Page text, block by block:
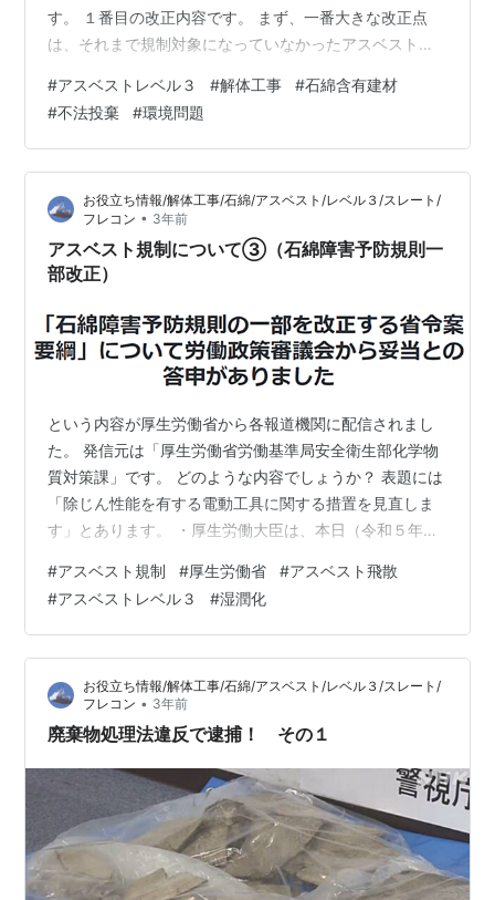
す。 １番目の改正内容です。 まず、一番大きな改正点
は、それまで規制対象になっていなかったアスベストレ
石綿が飛散」していたとのことでレベル３も規制対象に
なりました。 「不適切な除去」とは総務省の勧告には
「除去作業時に破砕や切断するなど、その取扱いが不適
切な場合、アスベストが飛散するおそれがある」ことが
指摘されています。 つまり、それまで「非飛散性」と言
われていたスレート板等のアスベストレベル３も…
#アスベストレベル３ #解体工事 #石綿含有建材
#不法投棄 #環境問題
お役立ち情報/解体工事/石綿/アスベスト/レベル３/スレート/
フレコン • 3年前
アスベスト規制について③（石綿障害予防規則一
部改正）
という内容が厚生労働省から各報道機関に配信されまし
た。 発信元は「厚生労働省労働基準局安全衛生部化学物
質対策課」です。 どのような内容でしょうか？ 表題には
「除じん性能を有する電動工具に関する措置を見直しま
す」とあります。 ・厚生労働大臣は、本日（令和５年７
則の一部を改正する省令案要綱」について諮問を行いま
した。 ・石綿等の切断等の作業等における粉じん発散防
措置について、「湿潤化」に限定せず、湿潤化、除じん
性能を有する電動工具の使用その他の石綿等の粉じんの
発散を防止する措置のいずれかの措置を行うことを義務
付けるものです。 ・また、特に石綿等の…
#アスベスト規制 #厚生労働省 #アスベスト飛散
#アスベストレベル３ #湿潤化
お役立ち情報/解体工事/石綿/アスベスト/レベル３/スレート/
フレコン • 3年前
廃棄物処理法違反で逮捕！ その１